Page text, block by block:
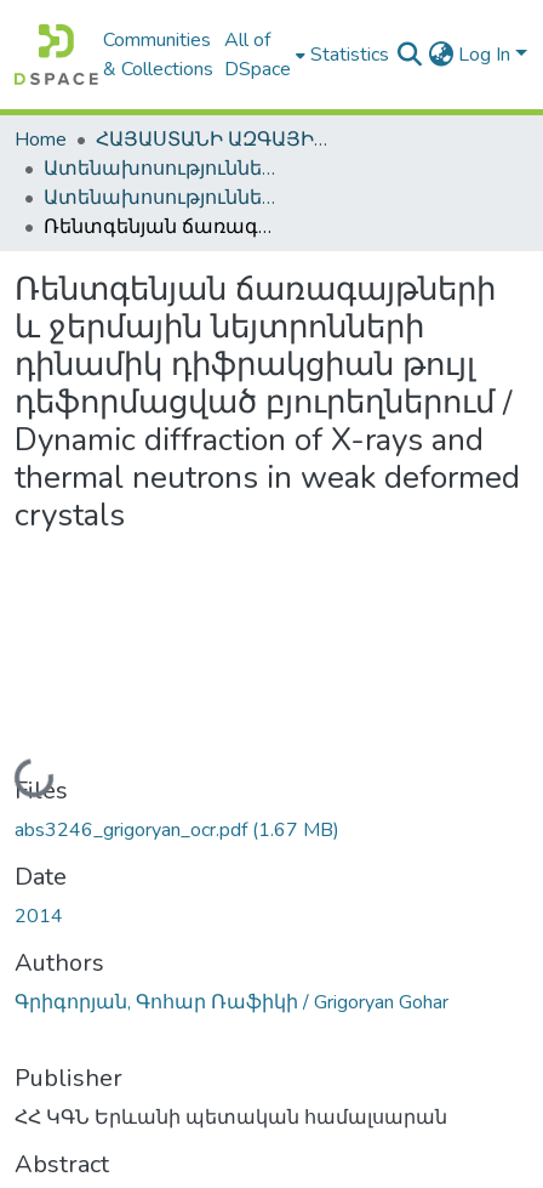
Communities
& Collections
All of
DSpace
Statistics Log In
Home
ՀԱՅԱՍՏԱՆԻ ԱԶԳԱՅԻՆ ԳՐԱԴԱՐԱՆԻ ԹՎԱՅԻՆ ՊԱՀՈՑ / DIGITAL REPOSITORY OF NLA
Ատենախոսություններ և սեղմագրեր / Theses & Abstracts
Ատենախոսություններ և սեղմագրեր / Theses & Abstracts
Ռենտգենյան ճառագայթների և ջերմային նեյտրոնների դինամիկ դիֆրակցիան թույլ դեֆորմացված բյուրեղներում / Dynamic diffraction of X-rays and thermal neutrons in weak deformed crystals
Ռենտգենյան ճառագայթների
և ջերմային նեյտրոնների
դինամիկ դիֆրակցիան թույլ
դեֆորմացված բյուրեղներում /
Dynamic diffraction of X-rays and
thermal neutrons in weak deformed
crystals
Loading...
Files
abs3246_grigoryan_ocr.pdf(1.67 MB)
Date
2014
Authors
Գրիգորյան, Գոհար Ռաֆիկի / Grigoryan Gohar
Publisher
ՀՀ ԿԳՆ Երևանի պետական համալսարան
Abstract